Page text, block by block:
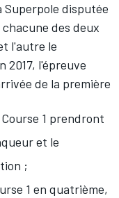
disputée
des deux
l'autre le
2017, l'épreuve
de la première
1 prendront
et le
;
1 en quatrième,